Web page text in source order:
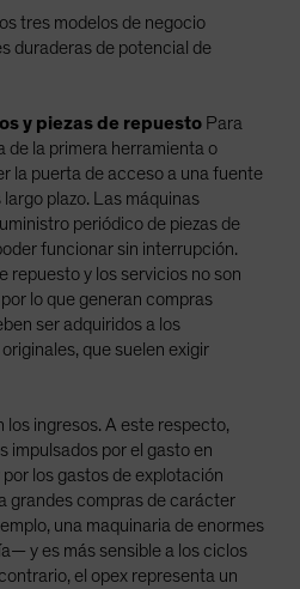
tres modelos de negocio
duraderas de potencial de
y piezas de repuesto Para
de la primera herramienta o
la puerta de acceso a una fuente
plazo. Las máquinas
periódico de piezas de
funcionar sin interrupción.
repuesto y los servicios no son
lo que generan compras
ser adquiridos a los
que suelen exigir
los ingresos. A este respecto,
impulsados por el gasto en
los gastos de explotación
grandes compras de carácter
una maquinaria de enormes
y es más sensible a los ciclos
el opex representa un